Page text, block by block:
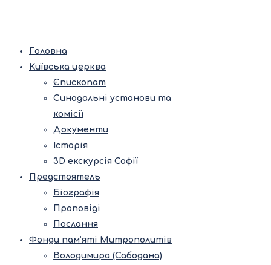
Головна
Київська церква
Єпископат
Синодальні установи та
комісії
Документи
Історія
3D екскурсія Софії
Предстоятель
Біографія
Проповіді
Послання
Фонди пам’яті Митрополитів
Володимира (Сабодана)